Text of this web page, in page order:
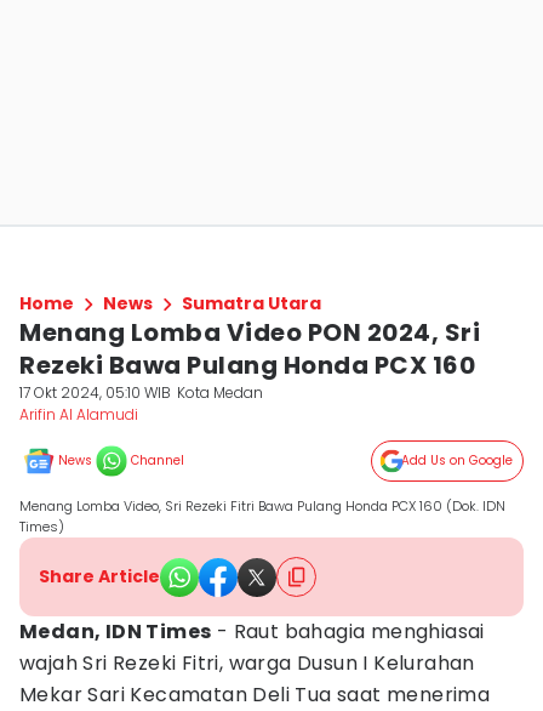
Home News Sumatra Utara
Menang Lomba Video PON 2024, Sri
Rezeki Bawa Pulang Honda PCX 160
17 Okt 2024, 05:10 WIB Kota Medan
Arifin Al Alamudi
News Channel Add Us on Google
Menang Lomba Video, Sri Rezeki Fitri Bawa Pulang Honda PCX 160 (Dok. IDN
Times)
Share Article
Medan, IDN Times - Raut bahagia menghiasai
wajah Sri Rezeki Fitri, warga Dusun I Kelurahan
Mekar Sari Kecamatan Deli Tua saat menerima